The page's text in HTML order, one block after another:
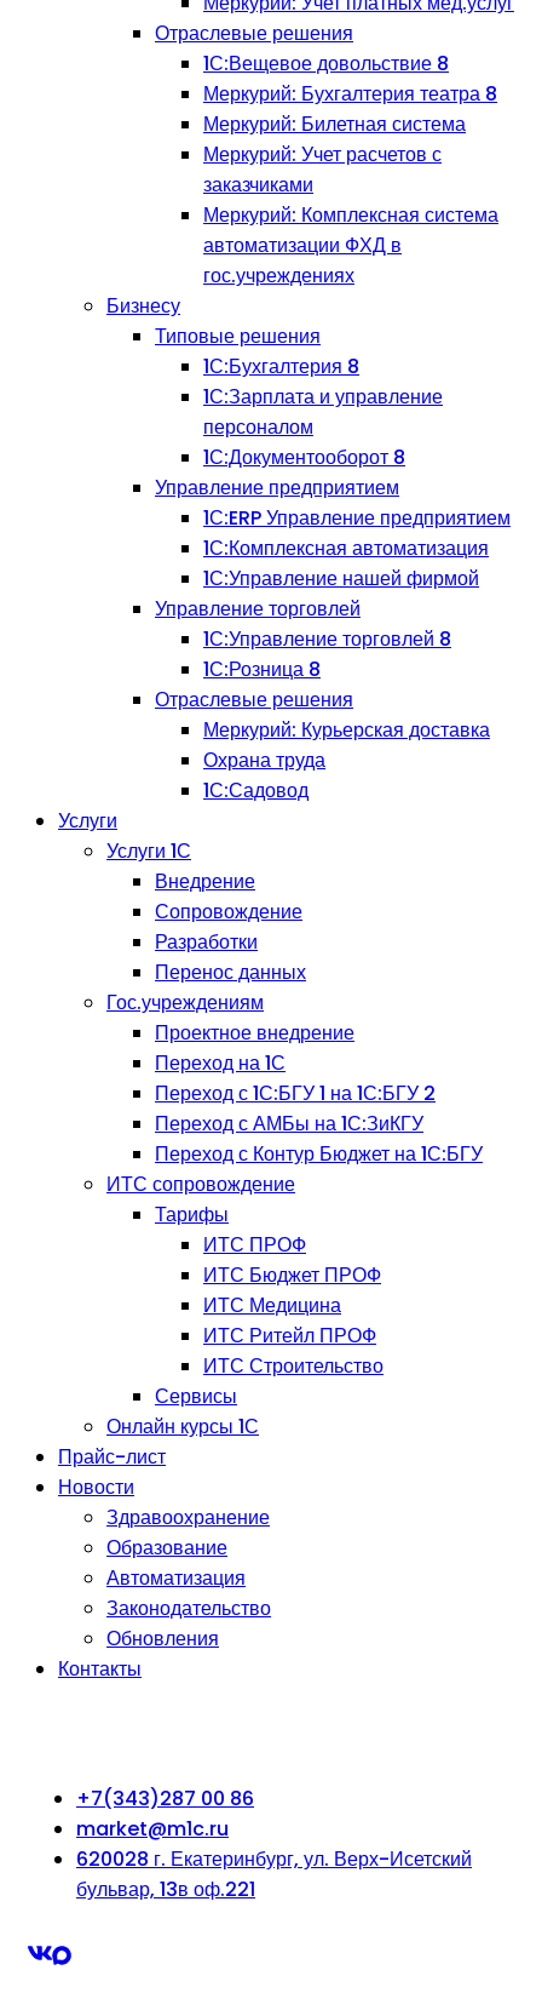
Отраслевые решения
1С:Вещевое довольствие 8
Меркурий: Бухгалтерия театра 8
Меркурий: Билетная система
Меркурий: Учет расчетов с
заказчиками
Меркурий: Комплексная система
автоматизации ФХД в
гос.учреждениях
Бизнесу
Типовые решения
1С:Бухгалтерия 8
1С:Зарплата и управление
персоналом
1С:Документооборот 8
Управление предприятием
1С:ERP Управление предприятием
1С:Комплексная автоматизация
1С:Управление нашей фирмой
Управление торговлей
1С:Управление торговлей 8
1С:Розница 8
Отраслевые решения
Меркурий: Курьерская доставка
Охрана труда
1С:Садовод
Услуги
Услуги 1С
Внедрение
Сопровождение
Разработки
Перенос данных
Гос.учреждениям
Проектное внедрение
Переход на 1С
Переход с 1С:БГУ 1 на 1С:БГУ 2
Переход с АМБы на 1С:ЗиКГУ
Переход с Контур Бюджет на 1С:БГУ
ИТС сопровождение
Тарифы
ИТС ПРОФ
ИТС Бюджет ПРОФ
ИТС Медицина
ИТС Ритейл ПРОФ
ИТС Строительство
Сервисы
Онлайн курсы 1С
Прайс-лист
Новости
Здравоохранение
Образование
Автоматизация
Законодательство
Обновления
Контакты
+7(343)287 00 86
market@m1c.ru
620028 г. Екатеринбург, ул. Верх-Исетский
бульвар, 13в оф.221